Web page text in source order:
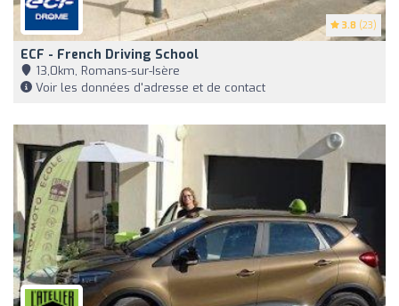
3.8 (23)
ECF - French Driving School
13,0km, Romans-sur-Isère
Voir les données d'adresse et de contact